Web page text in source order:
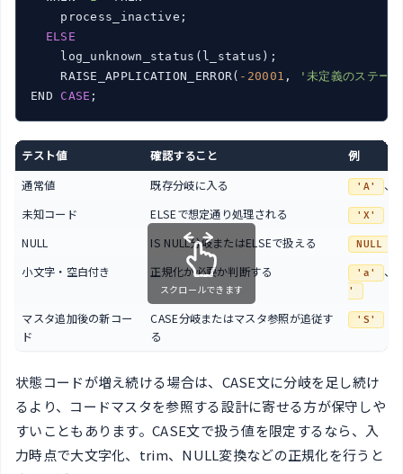
    process_inactive;
ELSE
    log_unknown_status(l_status);
    RAISE_APPLICATION_ERROR(
-20001 ,
'未定義のステー
END CASE ;
テスト値 確認すること
例
通常値
既存分岐に入る 'A'
、
未知コード
ELSEで想定通り処理される 'X'
NULL IS NULL分岐またはELSEで扱える NULL
小文字・空白付き 正規化が必要か判断する 'a' 、
'
マスタ追加後の新コー
ド
CASE分岐またはマスタ参照が追従す
る
'S'
スクロールできます
状態コードが増え続ける場合は、CASE文に分岐を足し続け
るより、コードマスタを参照する設計に寄せる方が保守しや
すいこともあります。CASE文で扱う値を限定するなら、入
力時点で大文字化、trim、NULL変換などの正規化を行うと